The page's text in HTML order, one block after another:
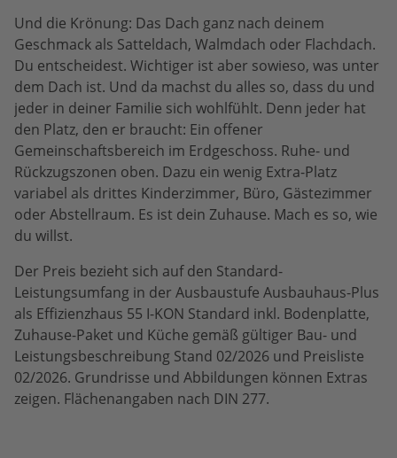
Und die Krönung: Das Dach ganz nach deinem
Geschmack als Satteldach, Walmdach oder Flachdach.
Du entscheidest. Wichtiger ist aber sowieso, was unter
dem Dach ist. Und da machst du alles so, dass du und
jeder in deiner Familie sich wohlfühlt. Denn jeder hat
den Platz, den er braucht: Ein offener
Gemeinschaftsbereich im Erdgeschoss. Ruhe- und
Rückzugszonen oben. Dazu ein wenig Extra-Platz
variabel als drittes Kinderzimmer, Büro, Gästezimmer
oder Abstellraum. Es ist dein Zuhause. Mach es so, wie
du willst.
Der Preis bezieht sich auf den Standard-
Leistungsumfang in der Ausbaustufe Ausbauhaus-Plus
als Effizienzhaus 55 I-KON Standard inkl. Bodenplatte,
Zuhause-Paket und Küche gemäß gültiger Bau- und
Leistungsbeschreibung Stand 02/2026 und Preisliste
02/2026. Grundrisse und Abbildungen können Extras
zeigen. Flächenangaben nach DIN 277.